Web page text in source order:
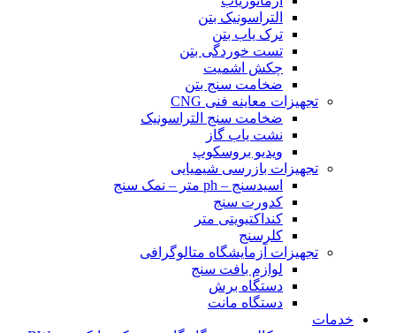
التراسونیک بتن
ترک یاب بتن
تست خوردگی بتن
چکش اشمیت
ضخامت سنج بتن
تجهیزات معاینه فنی CNG
ضخامت سنج التراسونیک
نشت یاب گاز
ویدیو بروسکوپ
تجهیزات بازرسی شیمیایی
اسیدسنج – ph متر – نمک سنج
کدورت سنج
کنداکتیویتی متر
کلرسنج
تجهیزات آزمایشگاه متالوگرافی
لوازم بافت سنج
دستگاه برش
دستگاه مانت
خدمات